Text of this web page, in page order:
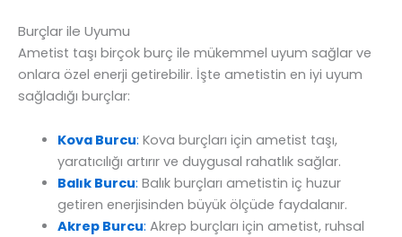
Burçlar ile Uyumu
Ametist taşı birçok burç ile mükemmel uyum sağlar ve
onlara özel enerji getirebilir. İşte ametistin en iyi uyum
sağladığı burçlar:
Kova Burcu: Kova burçları için ametist taşı,
yaratıcılığı artırır ve duygusal rahatlık sağlar.
Balık Burcu: Balık burçları ametistin iç huzur
getiren enerjisinden büyük ölçüde faydalanır.
Akrep Burcu: Akrep burçları için ametist, ruhsal